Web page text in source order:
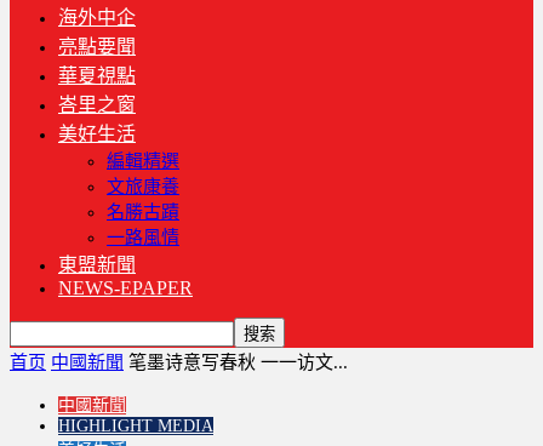
海外中企
亮點要聞
華夏視點
峇里之窗
美好生活
編輯精選
文旅康養
名勝古蹟
一路風情
東盟新聞
NEWS-EPAPER
首页 中國新聞 笔墨诗意写春秋 一一访文...
中國新聞
HIGHLIGHT MEDIA